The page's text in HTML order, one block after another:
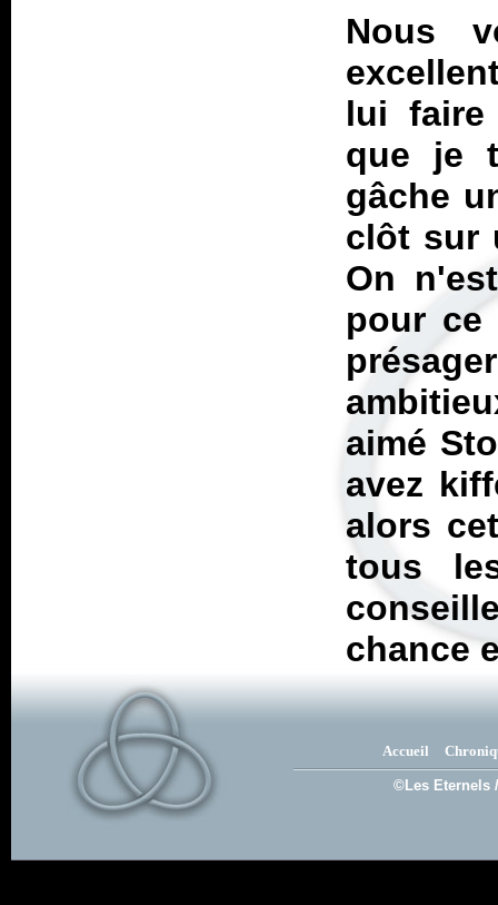
Nous
lui faire
que je
gâche
clôt sur
On
pour ce
aimé
avez
alors
tous
chance
Accueil
©Les Eternels